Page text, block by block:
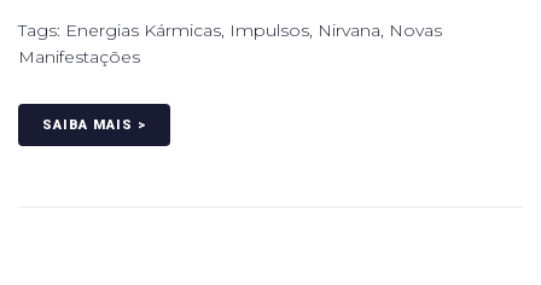
Tags: Energias Kármicas, Impulsos, Nirvana, Novas
Manifestações
SAIBA MAIS >